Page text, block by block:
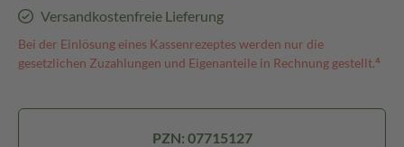
Versandkostenfreie Lieferung
Bei der Einlösung eines Kassenrezeptes werden nur die
gesetzlichen Zuzahlungen und Eigenanteile in Rechnung gestellt.⁴
PZN: 07715127